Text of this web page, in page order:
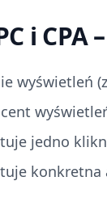
i
wyświetleń
jedno
konkretna